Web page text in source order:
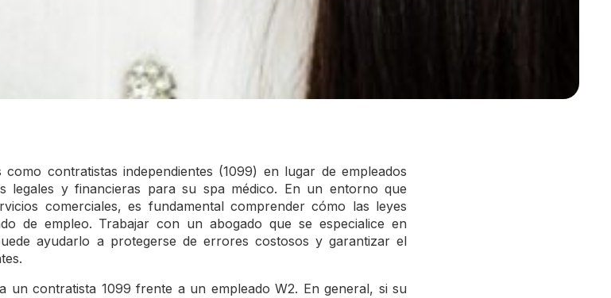
contratistas independientes (1099) en lugar de empleados
legales y financieras para su spa médico. En un entorno que
comerciales, es fundamental comprender cómo las leyes
de empleo. Trabajar con un abogado que se especialice en
ayudarlo a protegerse de errores costosos y garantizar el
un contratista 1099 frente a un empleado W2. En general, si su